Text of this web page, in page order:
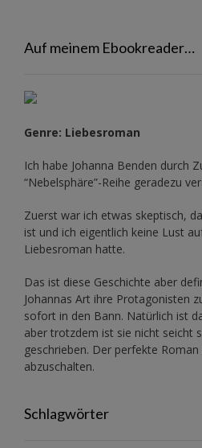
Auf meinem Ebookreader…
Genre: Liebesroman
Ich habe Johanna Benden durch
“Nebelsphäre”-Reihe geradezu
Zuerst war ich etwas skeptisch,
ist und ich eigentlich keine Lust
Liebesroman hatte.
Das ist diese Geschichte aber
Johannas Art ihre Protagonisten
sofort in den Bann. Natürlich ist
aber trotzdem ist sie nicht seicht
geschrieben. Der perfekte
abzuschalten.
Schlagwörter